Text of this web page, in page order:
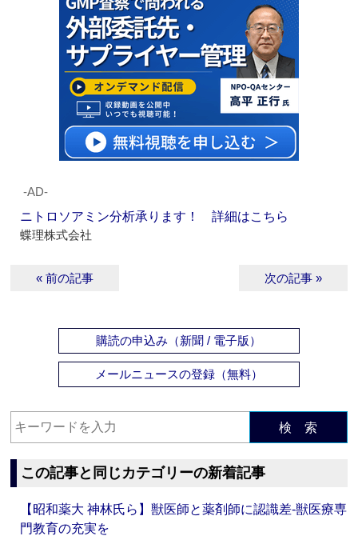
‐AD‐
ニトロソアミン分析承ります！ 詳細はこちら
蝶理株式会社
« 前の記事 次の記事 »
購読の申込み（新聞 / 電子版）
メールニュースの登録（無料）
検 索
この記事と同じカテゴリーの新着記事
【昭和薬大 神林氏ら】獣医師と薬剤師に認識差‐獣医療専
門教育の充実を